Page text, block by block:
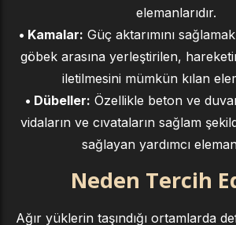
elemanlarıdır.
• Kamalar: Güç aktarımını
göbek arasına yerleştirilen,
iletilmesini mümkün kılan
• Dübeller: Özellikle beton ve
vidaların ve cıvataların sağlam
sağlayan yardımcı
Neden Tercih
Ağır yüklerin taşındığı ortamlarda